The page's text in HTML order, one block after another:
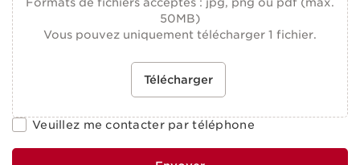
50MB)
Vous pouvez uniquement télécharger 1 fichier.
Télécharger
Veuillez me contacter par téléphone